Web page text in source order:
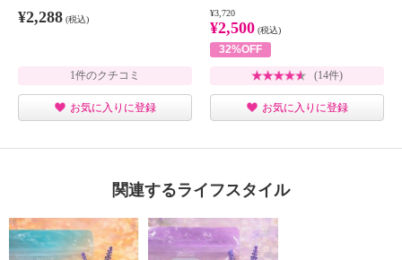
¥2,288 (税込)
1件のクチコミ
お気に入りに登録
¥3,720
¥2,500 (税込)
32%OFF
(14件)
お気に入りに登録
関連するライフスタイル